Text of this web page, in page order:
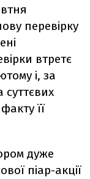
перевірку
втретє
і, за
її
дуже
піар-акції